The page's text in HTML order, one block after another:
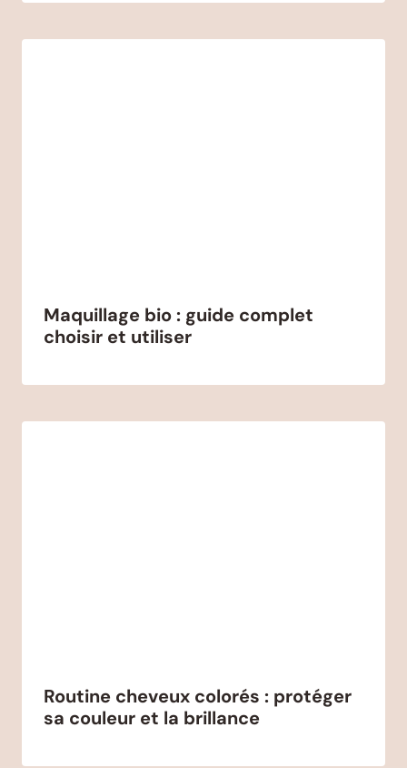
Maquillage bio : guide complet
choisir et utiliser
Routine cheveux colorés : protéger
sa couleur et la brillance